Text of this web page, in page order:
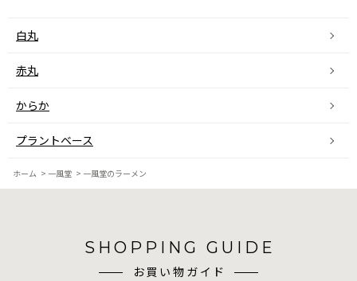
白丸
赤丸
からか
プラントベース
ホーム > 一風堂 > 一風堂のラーメン
SHOPPING GUIDE
お買い物ガイド